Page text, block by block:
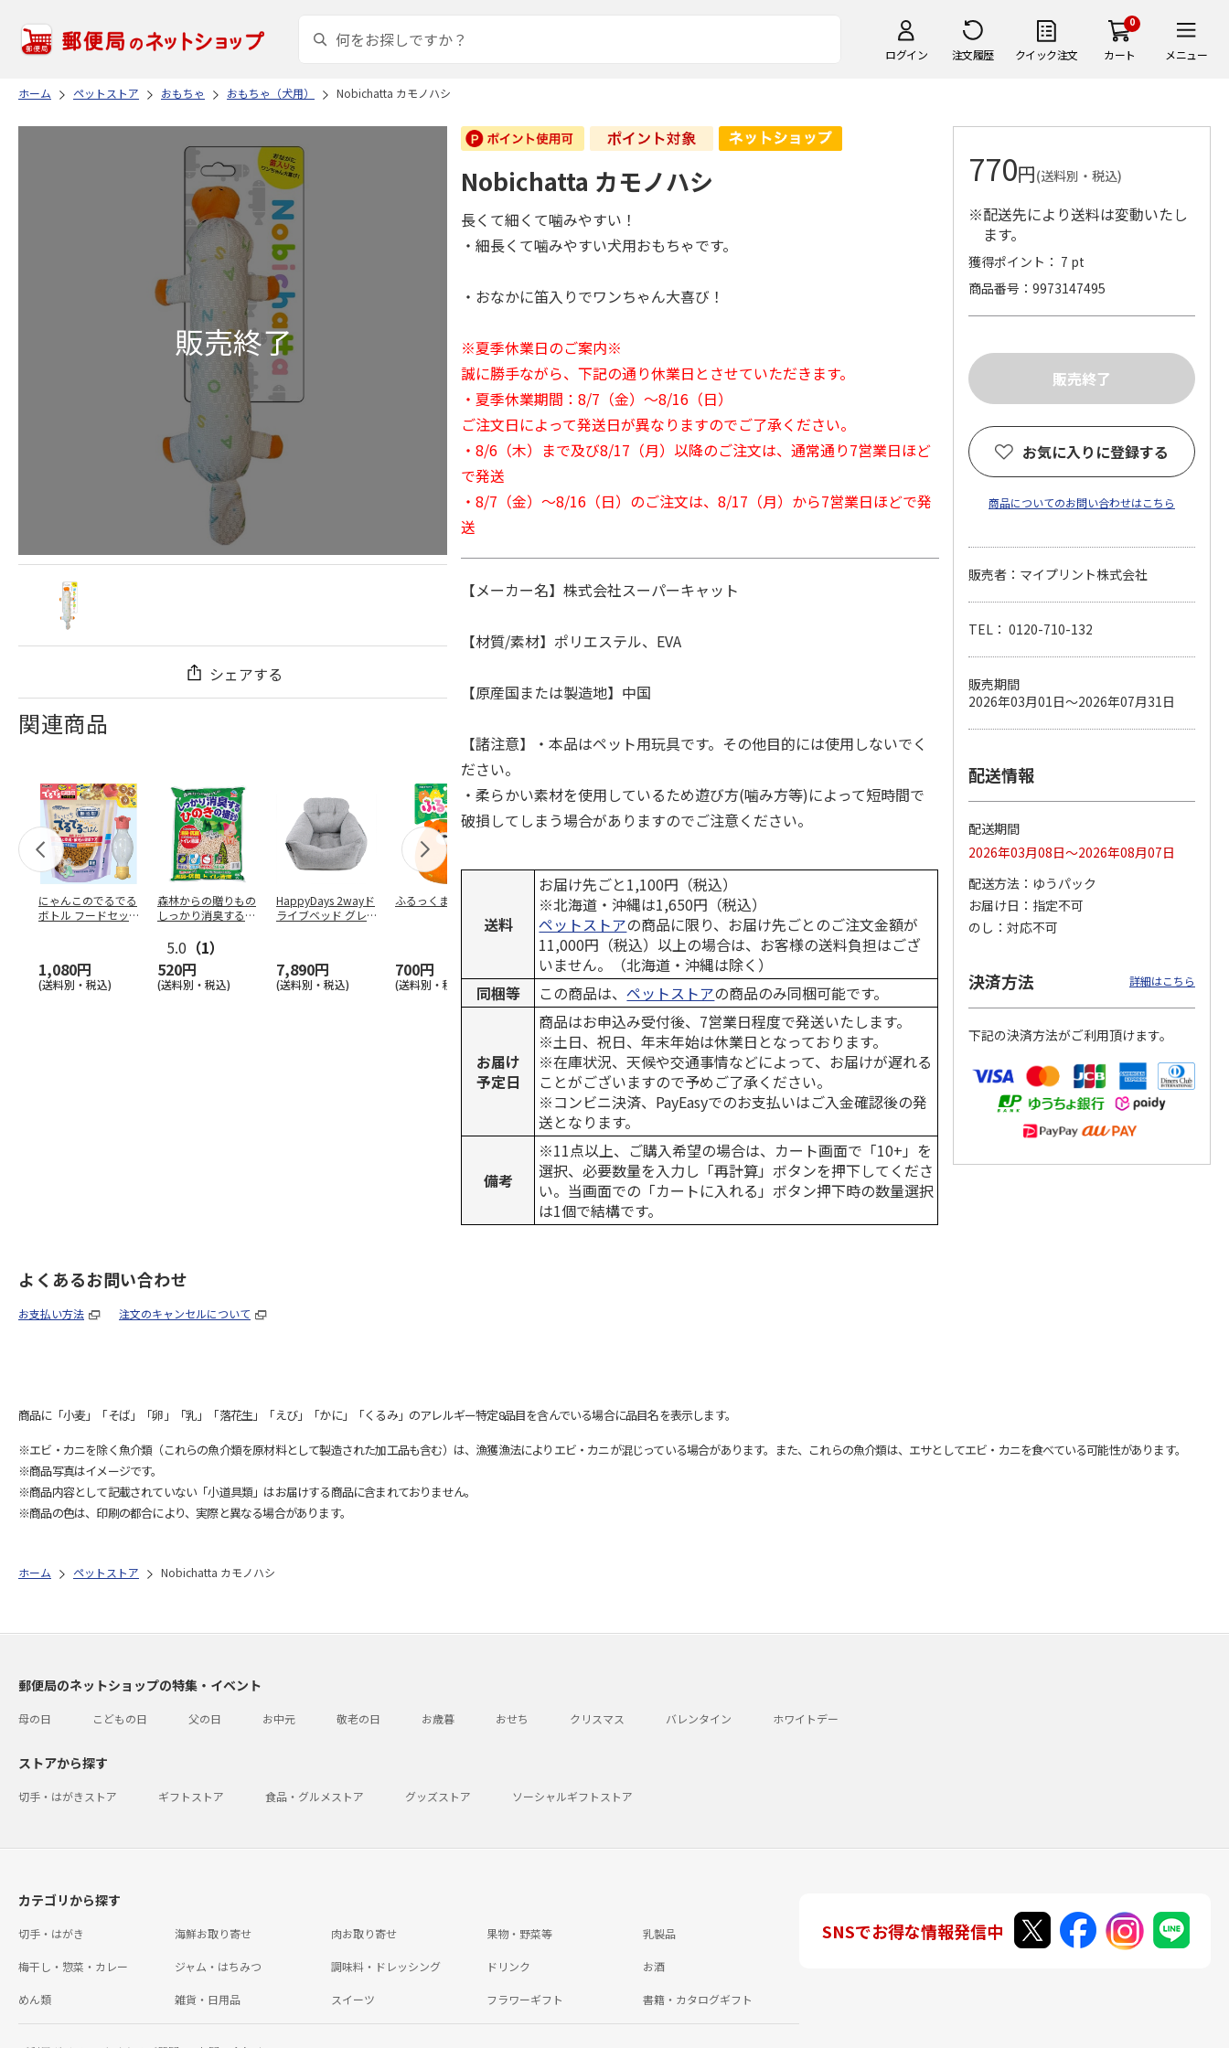
ログイン 注文履歴 クイック注文
0
カート メニュー
ホーム ペットストア おもちゃ おもちゃ（犬用） Nobichatta カモノハシ
シェアする
関連商品
にゃんこのでるでる
ボトル フードセッ
1,080円
(送料別・税込)
森林からの贈りもの
しっかり消臭するひ
5.0 （1）
520円
(送料別・税込)
HappyDays 2wayド
ライブベッド グレ
7,890円
(送料別・税込)
ふるっくま みかん
700円
(送料別・税込)
デオトイレ 飛び散
らない消臭・抗菌サ
ンド 4L
1,320円
(送料別・税込)
獣医師開発 ニオイ
をとる砂専用 猫ト
イレ ナチュラルグ
レー
1,550円
(送料別・税込)
無添加良品 カムカ
ムデンタルコーン
ぐるぐるボーン型 S
…
470円
(送料別・税込)
チ 健康に育つ子ね
こ用 まぐろ・かつ
おに …
(送料別・税込)
ペット線香 虹のか
なた フルーティフ
ローラルの香り
590円
(送料別・税込) (送料別・税込)
Nobichatta カモノハシ
長くて細くて噛みやすい！
・細長くて噛みやすい犬用おもちゃです。
・おなかに笛入りでワンちゃん大喜び！
※夏季休業日のご案内※
誠に勝手ながら、下記の通り休業日とさせていただきます。
・夏季休業期間：8/7（金）～8/16（日）
ご注文日によって発送日が異なりますのでご了承ください。
・8/6（木）まで及び8/17（月）以降のご注文は、通常通り7営業日ほど
で発送
・8/7（金）～8/16（日）のご注文は、8/17（月）から7営業日ほどで発
送
【メーカー名】株式会社スーパーキャット
【材質/素材】ポリエステル、EVA
【原産国または製造地】中国
【諸注意】・本品はペット用玩具です。その他目的には使用しないでく
ださい。
・柔らかい素材を使用しているため遊び方(噛み方等)によって短時間で
破損してしまう場合がありますのでご注意ください。
送料
お届け先ごと1,100円（税込）
※北海道・沖縄は1,650円（税込）
ペットストアの商品に限り、お届け先ごとのご注文金額が
11,000円（税込）以上の場合は、お客様の送料負担はござ
いません。（北海道・沖縄は除く）
同梱等
この商品は、ペットストアの商品のみ同梱可能です。
お届け
予定日
商品はお申込み受付後、7営業日程度で発送いたします。
※土日、祝日、年末年始は休業日となっております。
※在庫状況、天候や交通事情などによって、お届けが遅れる
ことがございますので予めご了承ください。
※コンビニ決済、PayEasyでのお支払いはご入金確認後の発
送となります。
備考
※11点以上、ご購入希望の場合は、カート画面で「10+」を
選択、必要数量を入力し「再計算」ボタンを押下してくださ
い。当画面での「カートに入れる」ボタン押下時の数量選択
は1個で結構です。
770円(送料別・税込)
※配送先により送料は変動いたし
ます。
獲得ポイント： 7 pt
商品番号
9973147495
お気に入りに登録する
商品についてのお問い合わせはこちら
販売者：マイプリント株式会社
TEL： 0120-710-132
販売期間
2026年03月01日～2026年07月31日
配送情報
配送期間
2026年03月08日～2026年08月07日
配送方法
ゆうパック
お届け日
指定不可
のし
対応不可
決済方法 詳細はこちら
下記の決済方法がご利用頂けます。
よくあるお問い合わせ
お支払い方法 注文のキャンセルについて
商品に「小麦」「そば」「卵」「乳」「落花生」「えび」「かに」「くるみ」のアレルギー特定8品目を含んでいる場合に品目名を表示します。
※エビ・カニを除く魚介類（これらの魚介類を原材料として製造された加工品も含む）は、漁獲漁法によりエビ・カニが混じっている場合があります。また、これらの魚介類は、エサとしてエビ・カニを食べている可能性があります。
※商品写真はイメージです。
※商品内容として記載されていない「小道具類」はお届けする商品に含まれておりません。
※商品の色は、印刷の都合により、実際と異なる場合があります。
ホーム ペットストア Nobichatta カモノハシ
郵便局のネットショップの特集・イベント
母の日 こどもの日 父の日 お中元 敬老の日 お歳暮 おせち クリスマス バレンタイン ホワイトデー
ストアから探す
切手・はがきストア ギフトストア 食品・グルメストア グッズストア ソーシャルギフトストア
カテゴリから探す
切手・はがき 海鮮お取り寄せ 肉お取り寄せ 果物・野菜等 乳製品
梅干し・惣菜・カレー ジャム・はちみつ 調味料・ドレッシング ドリンク お酒
めん類 雑貨・日用品 スイーツ フラワーギフト 書籍・カタログギフト
SNSでお得な情報発信中